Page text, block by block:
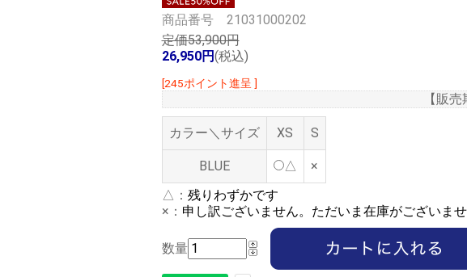
商品番号 21031000202
定価53,900円
26,950円(税込)
[245ポイント進呈 ]
【販売
カラー＼サイズ XS S
BLUE △
×
△： 残りわずかです
×： 申し訳ございません。ただいま在庫がございませ
数量